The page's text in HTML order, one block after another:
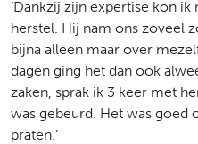
‘Dankzij zijn expertise kon
herstel. Hij nam ons zoveel
bijna alleen maar over
dagen ging het dan ook
zaken, sprak ik 3 keer met
was gebeurd. Het was goed
praten.’